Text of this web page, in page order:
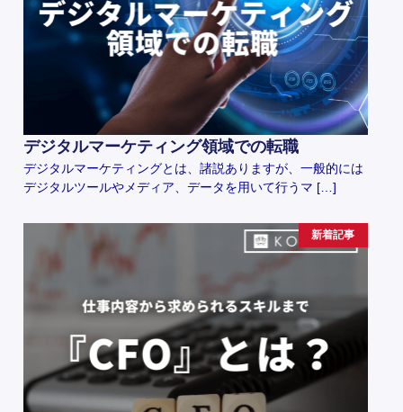
デジタルマーケティング領域での転職
デジタルマーケティングとは、諸説ありますが、一般的には
デジタルツールやメディア、データを用いて行うマ […]
新着記事